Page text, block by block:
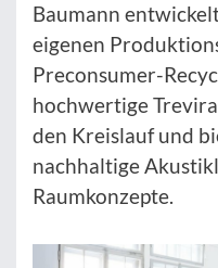
Baumann
eigenen
Preconsumer-
hochwertige
den Kreislauf und
nachhaltige
Raumkonzepte.